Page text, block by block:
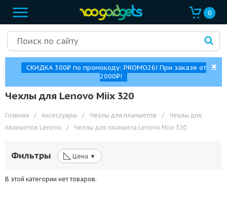
0
СКИДКА 300₽ по промокоду: PROMO26! При заказе от
2000₽!
✖
Чехлы для Lenovo Miix 320
Главная / Аксессуары / Чехлы для планшетов /
Чехлы для
планшетов Lenovo
/ Чехлы для планшета Lenovo Miix 320
Фильтры ◺ Цена ▼
В этой категории нет товаров.